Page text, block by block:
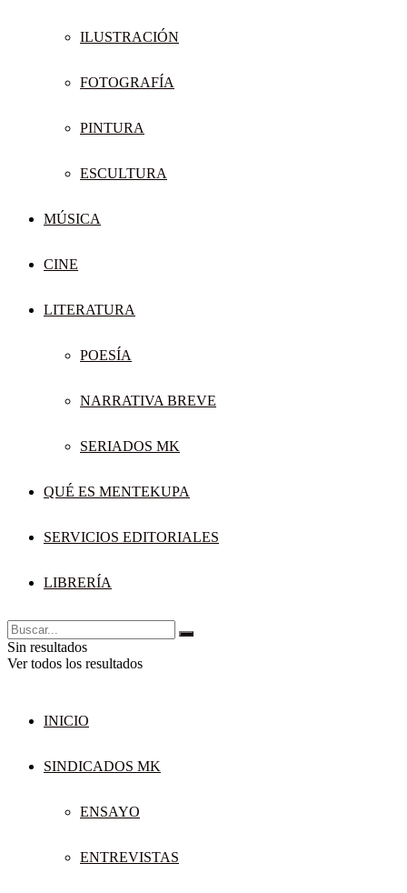
ILUSTRACIÓN
FOTOGRAFÍA
PINTURA
ESCULTURA
MÚSICA
CINE
LITERATURA
POESÍA
NARRATIVA BREVE
SERIADOS MK
QUÉ ES MENTEKUPA
SERVICIOS EDITORIALES
LIBRERÍA
Sin resultados
Ver todos los resultados
INICIO
SINDICADOS MK
ENSAYO
ENTREVISTAS